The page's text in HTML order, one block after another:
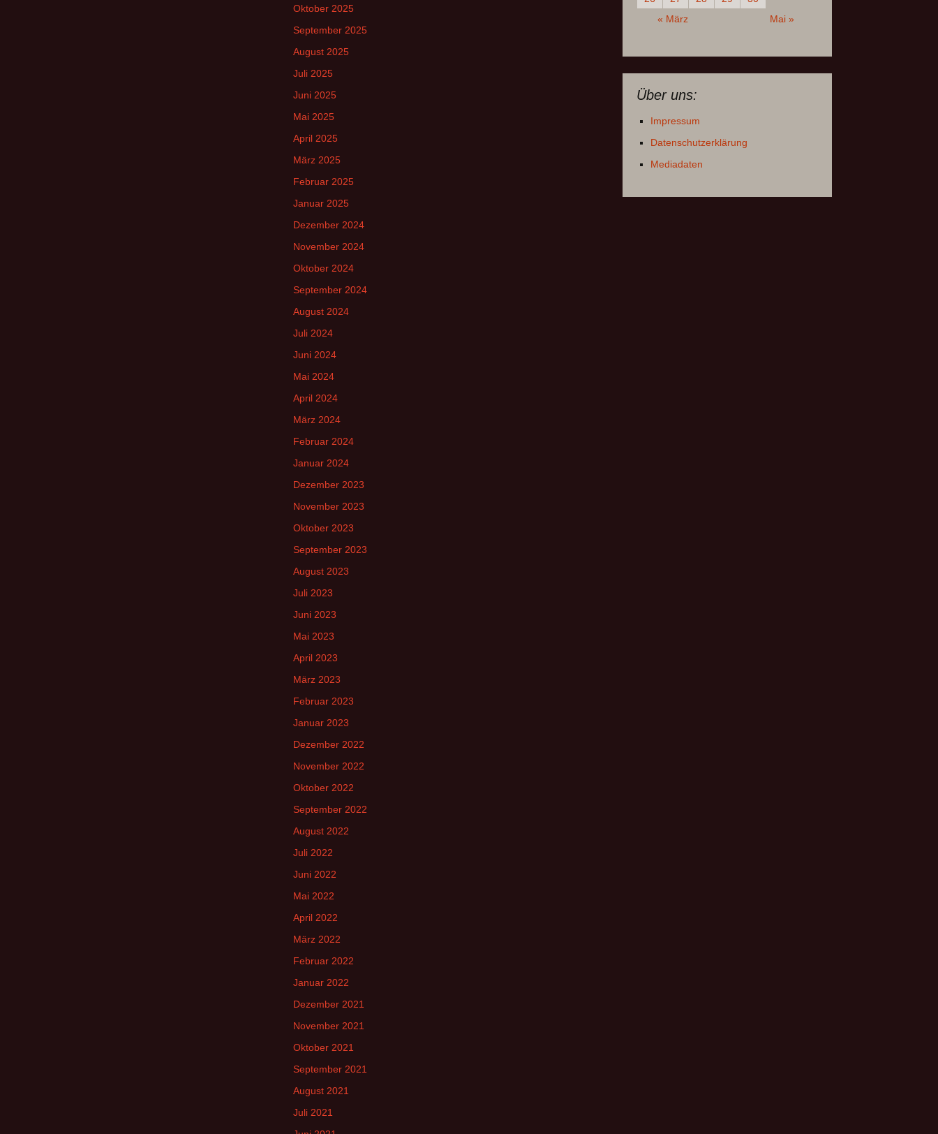
« März
Mai »
Über uns:
Impressum
Datenschutzerklärung
Mediadaten
Oktober 2025
September 2025
August 2025
Juli 2025
Juni 2025
Mai 2025
April 2025
März 2025
Februar 2025
Januar 2025
Dezember 2024
November 2024
Oktober 2024
September 2024
August 2024
Juli 2024
Juni 2024
Mai 2024
April 2024
März 2024
Februar 2024
Januar 2024
Dezember 2023
November 2023
Oktober 2023
September 2023
August 2023
Juli 2023
Juni 2023
Mai 2023
April 2023
März 2023
Februar 2023
Januar 2023
Dezember 2022
November 2022
Oktober 2022
September 2022
August 2022
Juli 2022
Juni 2022
Mai 2022
April 2022
März 2022
Februar 2022
Januar 2022
Dezember 2021
November 2021
Oktober 2021
September 2021
August 2021
Juli 2021